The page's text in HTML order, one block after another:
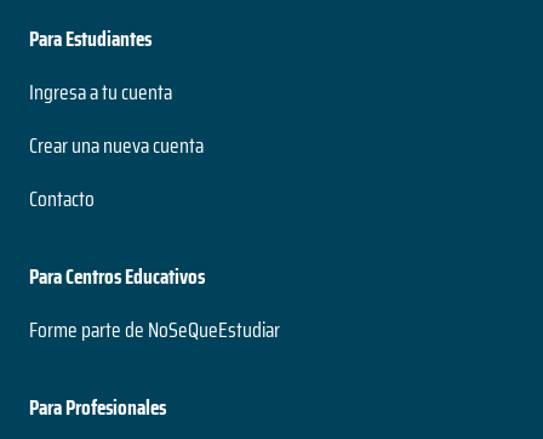
Para Estudiantes
Ingresa a tu cuenta
Crear una nueva cuenta
Contacto
Para Centros Educativos
Forme parte de NoSeQueEstudiar
Para Profesionales